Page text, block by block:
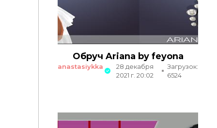
Обруч Ariana by feyona
anastasiykka
28 декабря
2021 г. 20:02
Загрузок:
6524